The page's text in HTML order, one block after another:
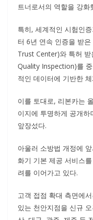
트너로서의 역할을 강화
특히, 세계적인 시험인
터 6년 연속 인증을 받
Trust Center)와 특허
Quality Inspection)를
적인 데이터에 기반한
이를 토대로, 리본카는
이지에 투명하게 공개
앞장섰다.
아울러 소방법 개정에
화기 기본 제공 서비스
려를 이어가고 있다.
고객 접점 확대 측면에
있는 천안지점을 신규